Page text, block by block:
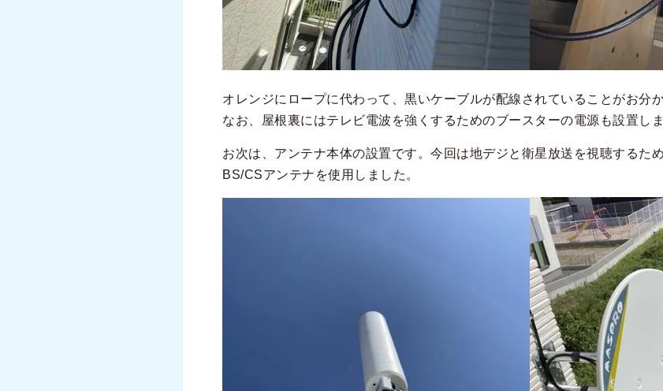
オレンジにロープに代わって、黒いケーブルが配線されていることがお分
なお、屋根裏にはテレビ電波を強くするためのブースターの電源も設置し
お次は、アンテナ本体の設置です。今回は地デジと衛星放送を視聴するため
BS/CSアンテナを使用しました。